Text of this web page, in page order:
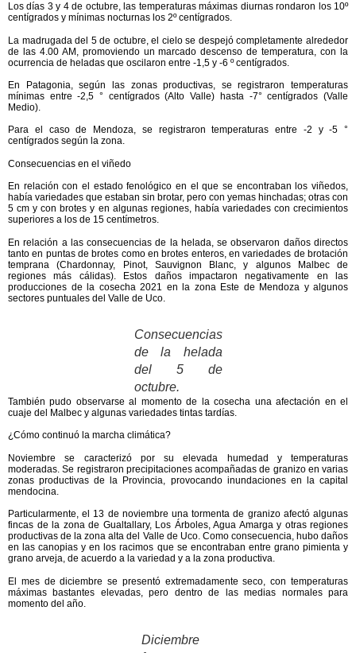
Los días 3 y 4 de octubre, las temperaturas máximas diurnas rondaron los 10º
centígrados y mínimas nocturnas los 2º centígrados.
La madrugada del 5 de octubre , el cielo se despejó completamente alrededor
de las 4.00 AM, promoviendo unmarcado descenso de temperatura , con la
ocurrencia de heladas que oscilaron entre -1,5 y -6 º centígrados
En Patagonia, según las zonas productivas, se registraron temperaturas
mínimas entre -2,5 ° centígrados (Alto Valle) hasta -7° centígrados (Valle
Medio).
Para el caso de Mendoza, se registraron temperaturas entre -2 y -5 °
centígrados según la zona.
Consecuencias en el viñedo
En relación con el estado fenológico en el que se encontraban los viñedos,
había variedades que estaban sin brotar, pero con yemas hinchadas; otras con
5 cm y con brotes y en algunas regiones, había variedades con crecimientos
superiores a los de 15 centímetros.
En relación a las consecuencias de la helada, se observaron daños directos
tanto en puntas de brotes como en brotes enteros, en variedades de brotación
temprana (Chardonnay, Pinot, Sauvignon Blanc, y algunos Malbec de
regiones más cálidas). Estos daños impactaron negativamente en las
producciones de la cosecha 2021 en la zona Este de Mendoza y algunos
sectores puntuales del Valle de Uco.
Consecuencias
de la helada
del 5 de
octubre.
También pudo observarse al momento de la cosecha una afectación en el
cuaje del Malbec y algunas variedades tintas tardías.
¿Cómo continuó la marcha climática?
Noviembrese caracterizó por suelevada humedad y temperaturas
moderadas. Se registraron precipitaciones acompañadas de granizo en varias
zonas productivas de la Provincia, provocando inundaciones en la capital
mendocina.
Particularmente, el 13 de noviembre una tormenta de granizo afectó algunas
fincas de la zona de Gualtallary, Los Árboles, Agua Amarga y otras regiones
productivas de la zona alta del Valle de Uco. Como consecuencia, hubo daños
en las canopias y en los racimos que se encontraban entre grano pimienta y
grano arveja, de acuerdo a la variedad y a la zona productiva.
El mes dediciembrese presentó extremadamente seco , con temperaturas
máximas bastantes elevadas, pero dentro de las medias normales para
momento del año.
Diciembre